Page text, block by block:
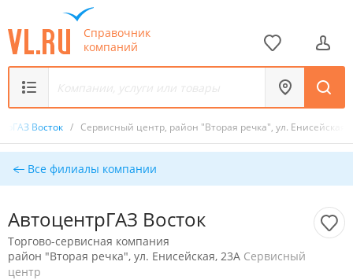
Справочник
компаний
Восток / Сервисный центр, район "Вторая речка", ул. Енисейская,
Все филиалы компании
АвтоцентрГАЗ Восток
Торгово-сервисная компания
район "Вторая речка", ул. Енисейская, 23А Сервисный
центр